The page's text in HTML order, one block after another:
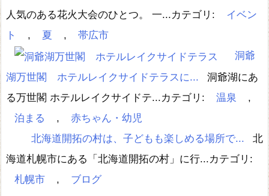
人気のある花火大会のひとつ。 一...カテゴリ:
イベン
ト
, 夏 ,
帯広市
洞爺
湖万世閣 ホテルレイクサイドテラスに...
洞爺湖にあ
る万世閣 ホテルレイクサイドテ...カテゴリ: 温泉
,
泊まる
,
赤ちゃん・幼児
北海道開拓の村は、子どもも楽しめる場所で...
北
海道札幌市にある「北海道開拓の村」に行...カテゴリ:
札幌市
, ブログ